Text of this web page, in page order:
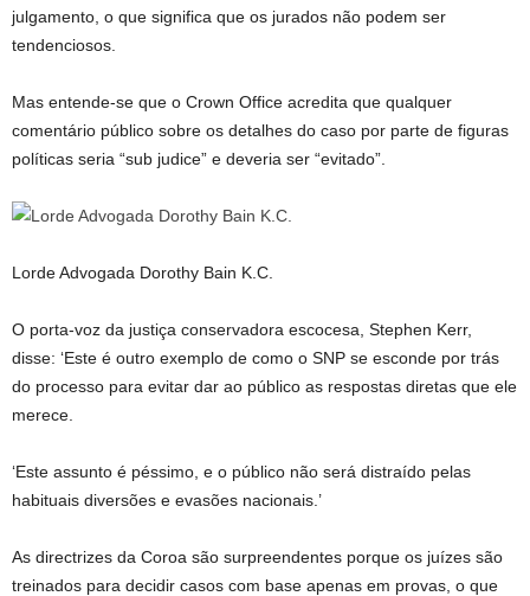
julgamento, o que significa que os jurados não podem ser
tendenciosos.
Mas entende-se que o Crown Office acredita que qualquer
comentário público sobre os detalhes do caso por parte de figuras
políticas seria “sub judice” e deveria ser “evitado”.
Lorde Advogada Dorothy Bain K.C.
O porta-voz da justiça conservadora escocesa, Stephen Kerr,
disse: ‘Este é outro exemplo de como o SNP se esconde por trás
do processo para evitar dar ao público as respostas diretas que ele
merece.
‘Este assunto é péssimo, e o público não será distraído pelas
habituais diversões e evasões nacionais.’
As directrizes da Coroa são surpreendentes porque os juízes são
treinados para decidir casos com base apenas em provas, o que